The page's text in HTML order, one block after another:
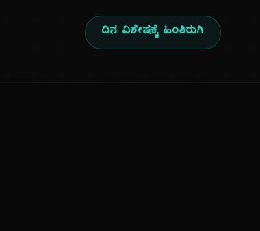
ದಿನ ವಿಶೇಷಕ್ಕೆ ಹಿಂತಿರುಗಿ